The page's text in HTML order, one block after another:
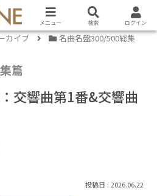
カイブ 名曲名盤300/500総集
篇
交響曲第1番&交響曲
2026.06.22
メニュー 検索 ログイン